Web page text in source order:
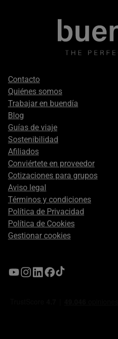
Footer
secondary
Contacto
Quiénes somos
Trabajar en buendía
Blog
Guías de viaje
Sostenibilidad
Afiliados
Conviértete en proveedor
Cotizaciones para grupos
Aviso legal
Términos y condiciones
Política de Privacidad
Política de Cookies
Gestionar cookies